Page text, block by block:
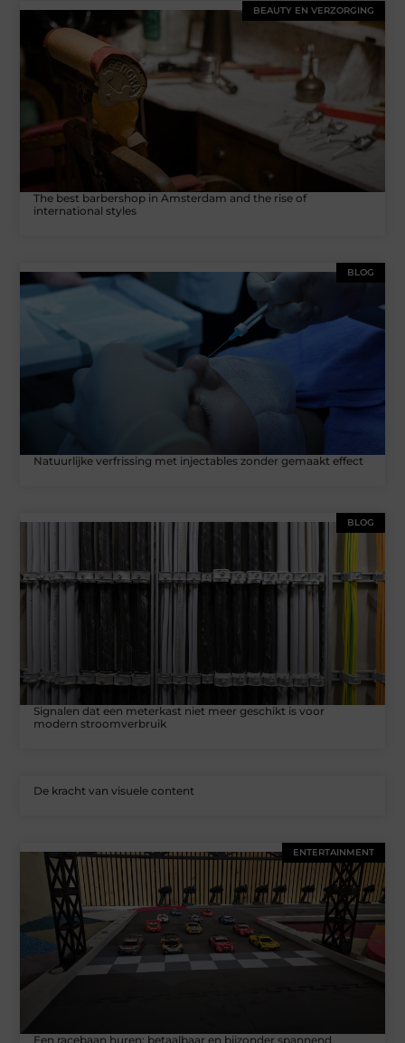
BEAUTY EN VERZORGING
The best barbershop in Amsterdam and the rise of
international styles
BLOG
Natuurlijke verfrissing met injectables zonder gemaakt effect
BLOG
Signalen dat een meterkast niet meer geschikt is voor
modern stroomverbruik
De kracht van visuele content
ENTERTAINMENT
Een racebaan huren: betaalbaar en bijzonder spannend